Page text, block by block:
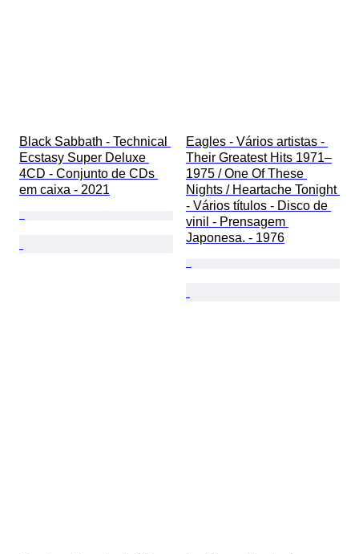
Black Sabbath - Technical
Ecstasy Super Deluxe
4CD - Conjunto de CDs
em caixa - 2021
Eagles - Vários artistas -
Their Greatest Hits 1971–
1975 / One Of These
Nights / Heartache Tonight
- Vários títulos - Disco de
vinil - Prensagem
Japonesa. - 1976